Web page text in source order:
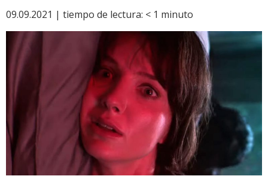
09.09.2021 | tiempo de lectura: < 1 minuto